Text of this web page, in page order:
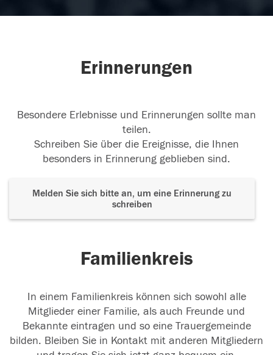
Erinnerungen
Besondere Erlebnisse und Erinnerungen sollte man
teilen.
Schreiben Sie über die Ereignisse, die Ihnen
besonders in Erinnerung geblieben sind.
Melden Sie sich bitte an, um eine Erinnerung zu
schreiben
Familienkreis
In einem Familienkreis können sich sowohl alle
Mitglieder einer Familie, als auch Freunde und
Bekannte eintragen und so eine Trauergemeinde
bilden. Bleiben Sie in Kontakt mit anderen Mitgliedern